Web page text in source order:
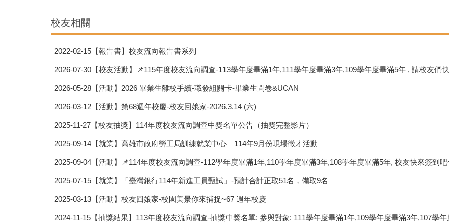
校友相關
2022-02-15 【報告書】校友流向報告書系列
2026-07-30 【校友活動】📌115年度校友流向調查-113學年度畢滿1年,111學年度畢滿3年,109學年度畢滿5年 , 請校友們
2026-05-28 【活動】2026 畢業生離校手續-職發組關卡-畢業生問卷&UCAN
2026-03-12 【活動】第68週年校慶-校友回娘家-2026.3.14 (六)
2025-11-27 【校友抽獎】114年度校友流向調查中獎名單公告（抽獎完整影片）
2025-09-14 【就業】高雄市政府勞工局訓練就業中心—114年9月份現場徵才活動
2025-09-04 【活動】📌114年度校友流向調查-112學年度畢滿1年,110學年度畢滿3年,108學年度畢滿5年, 校友快來簽到吧
2025-07-15 【就業】「臺灣銀行114年新進工員甄試」-預計合計正取51名，備取9名
2025-03-13 【活動】校友回娘家-校園美景你來捕捉~67 週年校慶
2024-11-15 【抽獎結果】113年度校友流向調查-抽獎中獎名單: 參與對象: 111學年度畢滿1年,109學年度畢滿3年,107學